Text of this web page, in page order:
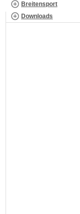
Breitensport
Downloads